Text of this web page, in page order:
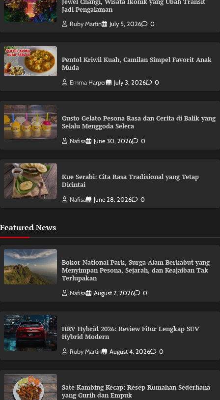
Jadi Pengalaman
Ruby Martin July 5, 2026 0
Pentol Kriwil Kuah, Camilan Simpel Favorit Anak
Muda
Emma Harper July 3, 2026 0
Gusto Gelato Pesona Rasa dan Cerita di Balik yang
Selalu Menggoda Selera
Nafisa June 30, 2026 0
Kue Serabi: Cita Rasa Tradisional yang Tetap
Dicintai
Nafisa June 28, 2026 0
Featured News
Bokor National Park, Surga Alam Berkabut yang
Menyimpan Pesona, Sejarah, dan Keajaiban Tak
Terlupakan
Nafisa August 7, 2026 0
HRV Hybrid 2026: Review Fitur Lengkap SUV
Hybrid Modern
Ruby Martin August 4, 2026 0
Sate Kambing Kecap: Resep Rumahan Sederhana
yang Gurih dan Empuk